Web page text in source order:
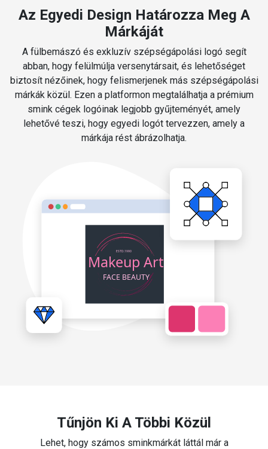
Az Egyedi Design Határozza Meg A
Márkáját
A fülbemászó és exkluzív szépségápolási logó segít
abban, hogy felülmúlja versenytársait, és lehetőséget
biztosít nézőinek, hogy felismerjenek más szépségápolási
márkák közül. Ezen a platformon megtalálhatja a prémium
smink cégek logóinak legjobb gyűjteményét, amely
lehetővé teszi, hogy egyedi logót tervezzen, amely a
márkája rést ábrázolhatja.
Tűnjön Ki A Többi Közül
Lehet, hogy számos sminkmárkát láttál már a